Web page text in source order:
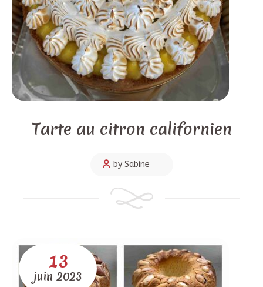
Tarte au citron californien
by Sabine
13
juin 2023